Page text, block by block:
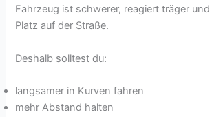
Fahrzeug ist schwerer, reagiert träger
Platz auf der Straße.
Deshalb solltest du:
langsamer in Kurven fahren
mehr Abstand halten